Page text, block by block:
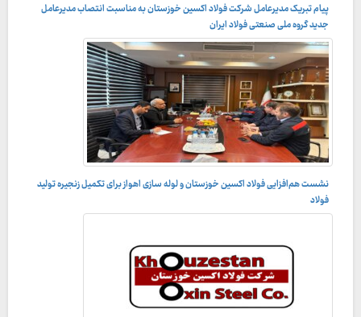
پیام تبریک مدیرعامل شرکت فولاد اکسین خوزستان به مناسبت انتصاب مدیرعامل
جدید گروه ملی صنعتی فولاد ایران
نشست هم‌افزایی فولاد اکسین خوزستان و لوله‌ سازی اهواز برای تکمیل زنجیره تولید
فولاد